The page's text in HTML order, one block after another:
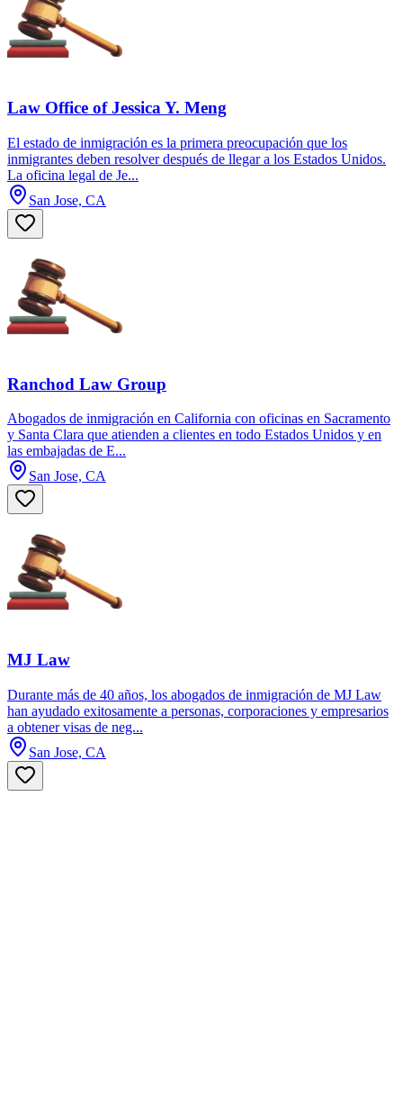
Law Office of Jessica Y. Meng
El estado de inmigración es la primera preocupación que los
inmigrantes deben resolver después de llegar a los Estados Unidos.
La oficina legal de Je...
San Jose, CA
Ranchod Law Group
Abogados de inmigración en California con oficinas en Sacramento
y Santa Clara que atienden a clientes en todo Estados Unidos y en
las embajadas de E...
San Jose, CA
MJ Law
Durante más de 40 años, los abogados de inmigración de MJ Law
han ayudado exitosamente a personas, corporaciones y empresarios
a obtener visas de neg...
San Jose, CA